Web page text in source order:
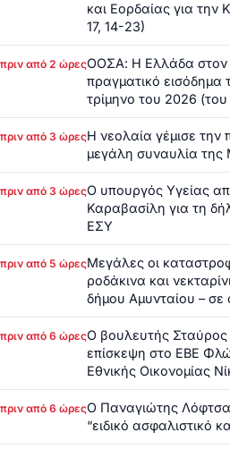
και Εορδαίας για την
17, 14-23)
πριν από 2 ώρεςΟΟΣΑ: Η Ελλάδα στον
πραγματικό εισόδημα
τρίμηνο του 2026
πριν από 3 ώρεςΗ νεολαία γέμισε την
μεγάλη συναυλία της
πριν από 3 ώρεςΟ υπουργός Υγείας
Καραβασίλη για τη
ΕΣΥ
πριν από 5 ώρεςΜεγάλες οι
ροδάκινα και
δήμου Αμυνταίου –
πριν από 6 ώρεςΟ βουλευτής
επίσκεψη στο ΕΒΕ
Εθνικής Οικονομίας
πριν από 6 ώρεςΟ Παναγιώτης
“ειδικό ασφαλιστικό